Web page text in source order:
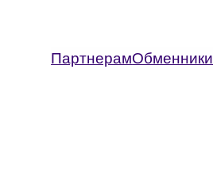
ПартнерамОбменники